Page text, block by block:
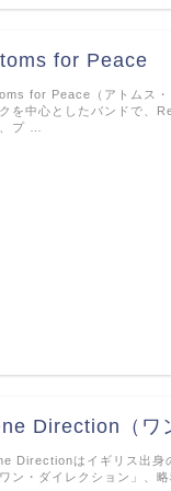
for Peace
for Peace（アトムス
を中心としたバンドで、
プ …
Direction（ワ
Directionはイギリス出身
ン・ダイレクション」、